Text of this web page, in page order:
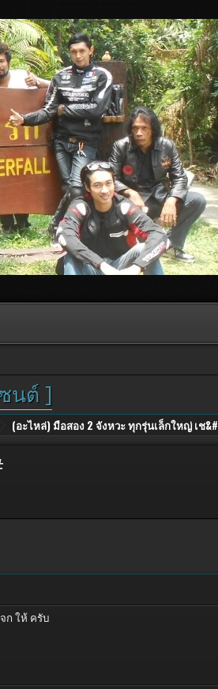
นต์ ]
(อะไหล่) มือสอง 2 จังหวะ ทุกรุ่นเล็กใหญ่ เช&#
ก ให้ ครับ